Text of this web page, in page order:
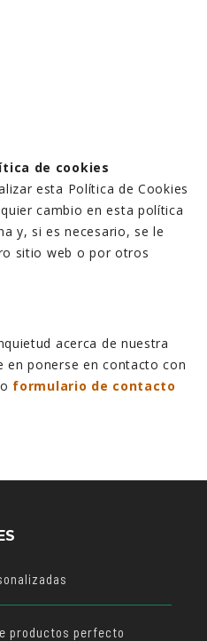
de cookies
esta Política de Cookies
cambio en esta política
y, si es necesario, se le
sitio web o por otros
acerca de nuestra
en ponerse en contacto con
formulario de contacto
productos perfecto